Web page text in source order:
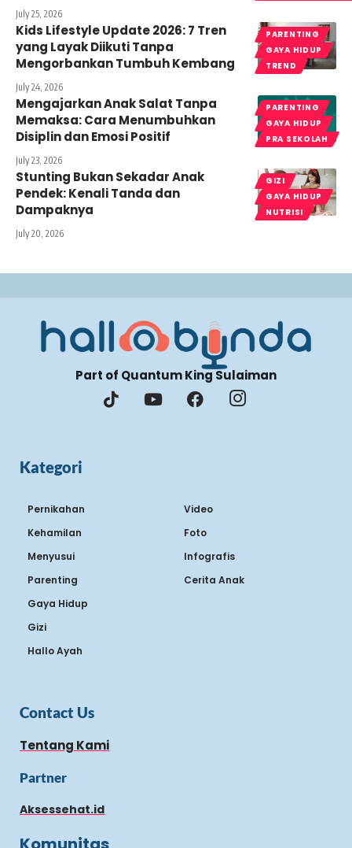
July 25, 2026
PARENTING
GAYA HIDUP
TREND
Kids Lifestyle Update 2026: 7 Tren
yang Layak Diikuti Tanpa
Mengorbankan Tumbuh Kembang
July 24, 2026
PARENTING
GAYA HIDUP
PRA SEKOLAH
Mengajarkan Anak Salat Tanpa
Memaksa: Cara Menumbuhkan
Disiplin dan Emosi Positif
July 23, 2026
GIZI
GAYA HIDUP
NUTRISI
Stunting Bukan Sekadar Anak
Pendek: Kenali Tanda dan
Dampaknya
July 20, 2026
Part of Quantum King Sulaiman
Kategori
Pernikahan
Kehamilan
Menyusui
Parenting
Gaya Hidup
Gizi
Hallo Ayah
Video
Foto
Infografis
Cerita Anak
Contact Us
Tentang Kami
Partner
Aksessehat.id